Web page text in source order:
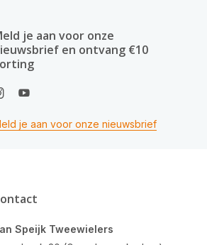
je aan voor onze
en ontvang €10
je aan voor onze nieuwsbrief
Speijk Tweewielers